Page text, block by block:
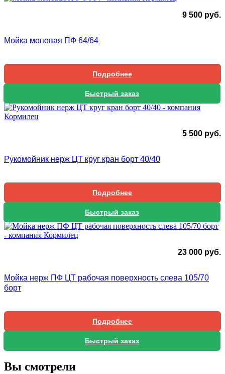
9 500 руб.
Мойка моповая ПФ 64/64
Подробнее
Быстрый заказ
5 500 руб.
Рукомойник нерж ЦТ круг кран борт 40/40
Подробнее
Быстрый заказ
23 000 руб.
Мойка нерж ПФ ЦТ рабочая поверхность слева 105/70
борт
Подробнее
Быстрый заказ
Вы смотрели